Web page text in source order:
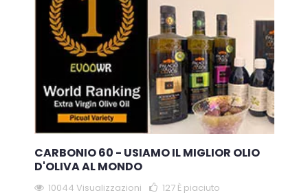
CARBONIO 60 - USIAMO IL MIGLIOR OLIO
D'OLIVA AL MONDO
10044 Visualizzazioni 127 È piaciuto